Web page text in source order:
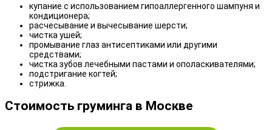
купание с использованием гипоаллергенного шампуня и
кондиционера;
расчесывание и вычесывание шерсти;
чистка ушей;
промывание глаз антисептиками или другими
средствами;
чистка зубов лечебными пастами и ополаскивателями;
подстригание когтей;
стрижка.
Стоимость груминга в Москве